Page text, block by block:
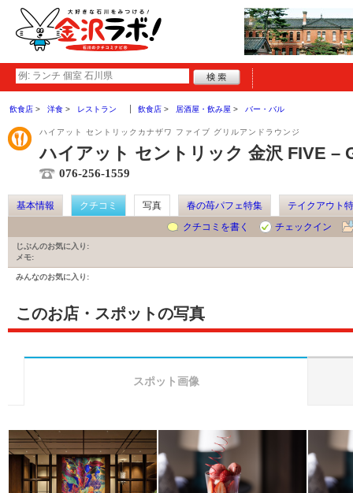
飲食店 洋食 レストラン 飲食店 居酒屋・飲み屋 バー・バル
ハイアット セントリックカナザワ ファイブ グリルアンドラウンジ
ハイアット セントリック 金沢 FIVE –
076-256-1559
基本情報 クチコミ 写真 春の苺パフェ特集
テイクアウト
クチコミを書く
チェックイン
じぶんのお気に入り:
メモ:
みんなのお気に入り:
このお店・スポットの写真
スポット画像